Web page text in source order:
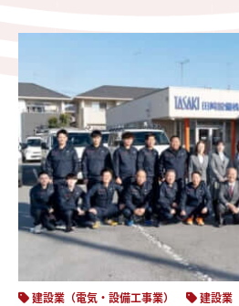
建設業（電気・設備工事業） 建設業